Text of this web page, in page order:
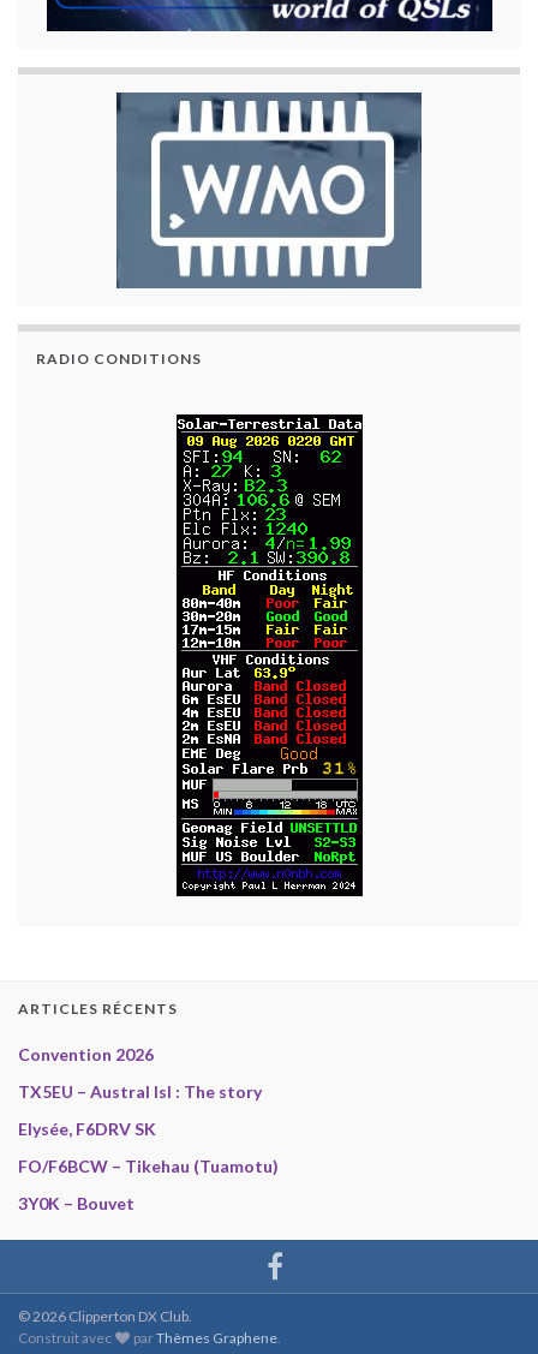
RADIO CONDITIONS
ARTICLES RÉCENTS
Convention 2026
TX5EU – Austral Isl : The story
Elysée, F6DRV SK
FO/F6BCW – Tikehau (Tuamotu)
3Y0K – Bouvet
© 2026 Clipperton DX Club.
Construit avec
parThèmes Graphene